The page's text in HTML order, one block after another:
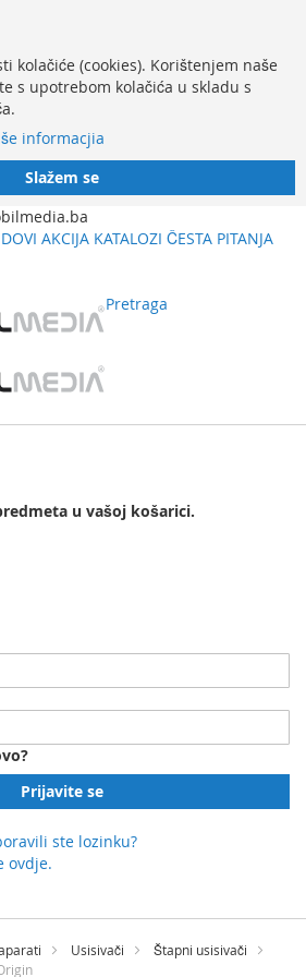
kolačiće (cookies). Korištenjem naše
s upotrebom kolačića u skladu s
informacjia
Slažem se
AKCIJA KATALOZI ČESTA PITANJA
Pretraga
u vašoj košarici.
Prijavite se
ste lozinku?
ovdje.
Usisivači
Štapni usisivači